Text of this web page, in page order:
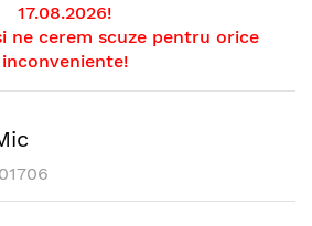
17.08.2026!
ne cerem scuze pentru orice
inconveniente!